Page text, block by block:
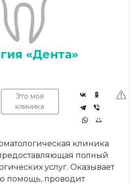
«Дента»
Это моя
клиника
клиника
полный
услуг. Оказывает
помощь, проводит